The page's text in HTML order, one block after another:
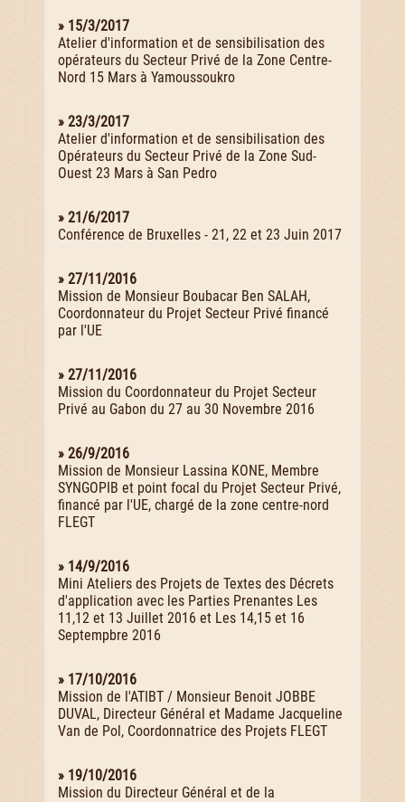
» 15/3/2017
Atelier d'information et de sensibilisation des
opérateurs du Secteur Privé de la Zone Centre-
Nord 15 Mars à Yamoussoukro
» 23/3/2017
Atelier d'information et de sensibilisation des
Opérateurs du Secteur Privé de la Zone Sud-
Ouest 23 Mars à San Pedro
» 21/6/2017
Conférence de Bruxelles - 21, 22 et 23 Juin 2017
» 27/11/2016
Mission de Monsieur Boubacar Ben SALAH,
Coordonnateur du Projet Secteur Privé financé
par l'UE
» 27/11/2016
Mission du Coordonnateur du Projet Secteur
Privé au Gabon du 27 au 30 Novembre 2016
» 26/9/2016
Mission de Monsieur Lassina KONE, Membre
SYNGOPIB et point focal du Projet Secteur Privé,
financé par l'UE, chargé de la zone centre-nord
FLEGT
» 14/9/2016
Mini Ateliers des Projets de Textes des Décrets
d'application avec les Parties Prenantes Les
11,12 et 13 Juillet 2016 et Les 14,15 et 16
Septempbre 2016
» 17/10/2016
Mission de l'ATIBT / Monsieur Benoit JOBBE
DUVAL, Directeur Général et Madame Jacqueline
Van de Pol, Coordonnatrice des Projets FLEGT
» 19/10/2016
Mission du Directeur Général et de la